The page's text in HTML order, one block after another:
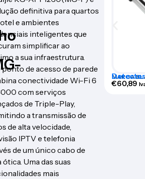
definitiva para quartos
e ambientes
inteligentes que
simplificar ao
a sua infraestrutura.
ponto de acesso de parede
conectividade Wi-Fi 6
com serviços
de Triple-Play,
a transmissão de
de alta velocidade,
IPTV e telefonia
de um único cabo de
ótica. Uma das suas
mais
MARCA
€60,89